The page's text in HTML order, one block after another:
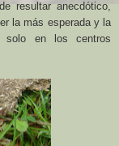
resultar anecdótico,
la más esperada y la
en los centros